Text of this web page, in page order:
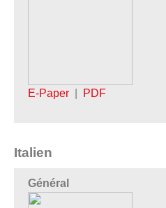
E-Paper PDF
Italien
Général